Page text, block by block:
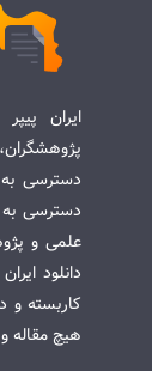
ایران
دسترسی به
دسترسی به
علمی و
دانلود
کاربسته و
هیچ مقاله